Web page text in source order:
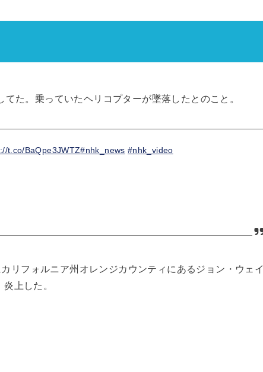
た。乗っていたヘリコプターが墜落したとのこと。
t.co/BaQpe3JWTZ#nhk_news #nhk_video
リフォルニア州オレンジカウンティにあるジョン・ウェイ
上した。